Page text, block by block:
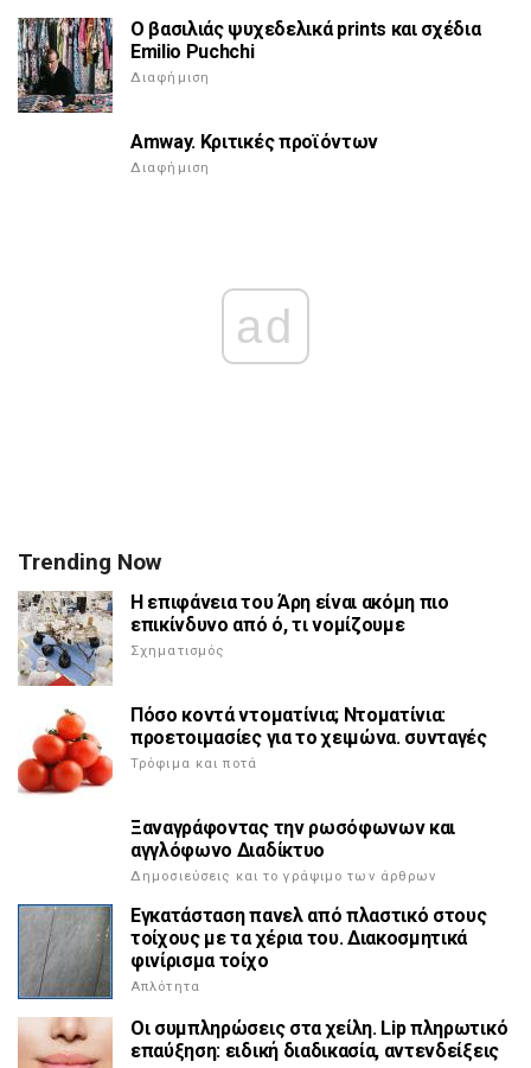
Ο βασιλιάς ψυχεδελικά prints και σχέδια
Emilio Puchchi
Διαφήμιση
Amway. Κριτικές προϊόντων
Διαφήμιση
ad
Trending Now
Η επιφάνεια του Άρη είναι ακόμη πιο
επικίνδυνο από ό, τι νομίζουμε
Σχηματισμός
Πόσο κοντά ντοματίνια; Ντοματίνια:
προετοιμασίες για το χειμώνα. συνταγές
Τρόφιμα και ποτά
Ξαναγράφοντας την ρωσόφωνων και
αγγλόφωνο Διαδίκτυο
Δημοσιεύσεις και το γράψιμο των άρθρων
Εγκατάσταση πανελ από πλαστικό στους
τοίχους με τα χέρια του. Διακοσμητικά
φινίρισμα τοίχο
Απλότητα
Οι συμπληρώσεις στα χείλη. Lip πληρωτικό
επαύξηση: ειδική διαδικασία, αντενδείξεις